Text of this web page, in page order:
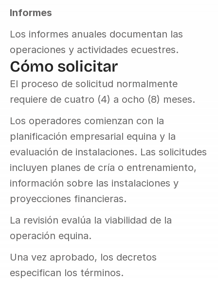
Informes
Los informes anuales documentan las
operaciones y actividades ecuestres.
Cómo solicitar
El proceso de solicitud normalmente
requiere de cuatro (4) a ocho (8) meses.
Los operadores comienzan con la
planificación empresarial equina y la
evaluación de instalaciones. Las solicitudes
incluyen planes de cría o entrenamiento,
información sobre las instalaciones y
proyecciones financieras.
La revisión evalúa la viabilidad de la
operación equina.
Una vez aprobado, los decretos
especifican los términos.